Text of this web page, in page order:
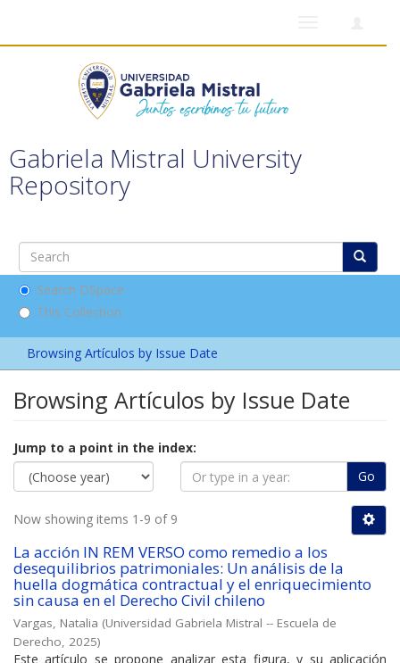
Gabriela Mistral University
Repository
Search DSpace
This Collection
Browsing Artículos by Issue Date
Browsing Artículos by Issue Date
Jump to a point in the index:
Go
Now showing items 1-9 of 9
La acción IN REM VERSO como remedio a los
desequilibrios patrimoniales: Un análisis de la
huella dogmática contractual y el enriquecimiento
sin causa en el Derecho Civil chileno
Vargas, Natalia (Universidad Gabriela Mistral -- Escuela de
Derecho, 2025)
Este artículo se propone analizar esta figura, y su aplicación